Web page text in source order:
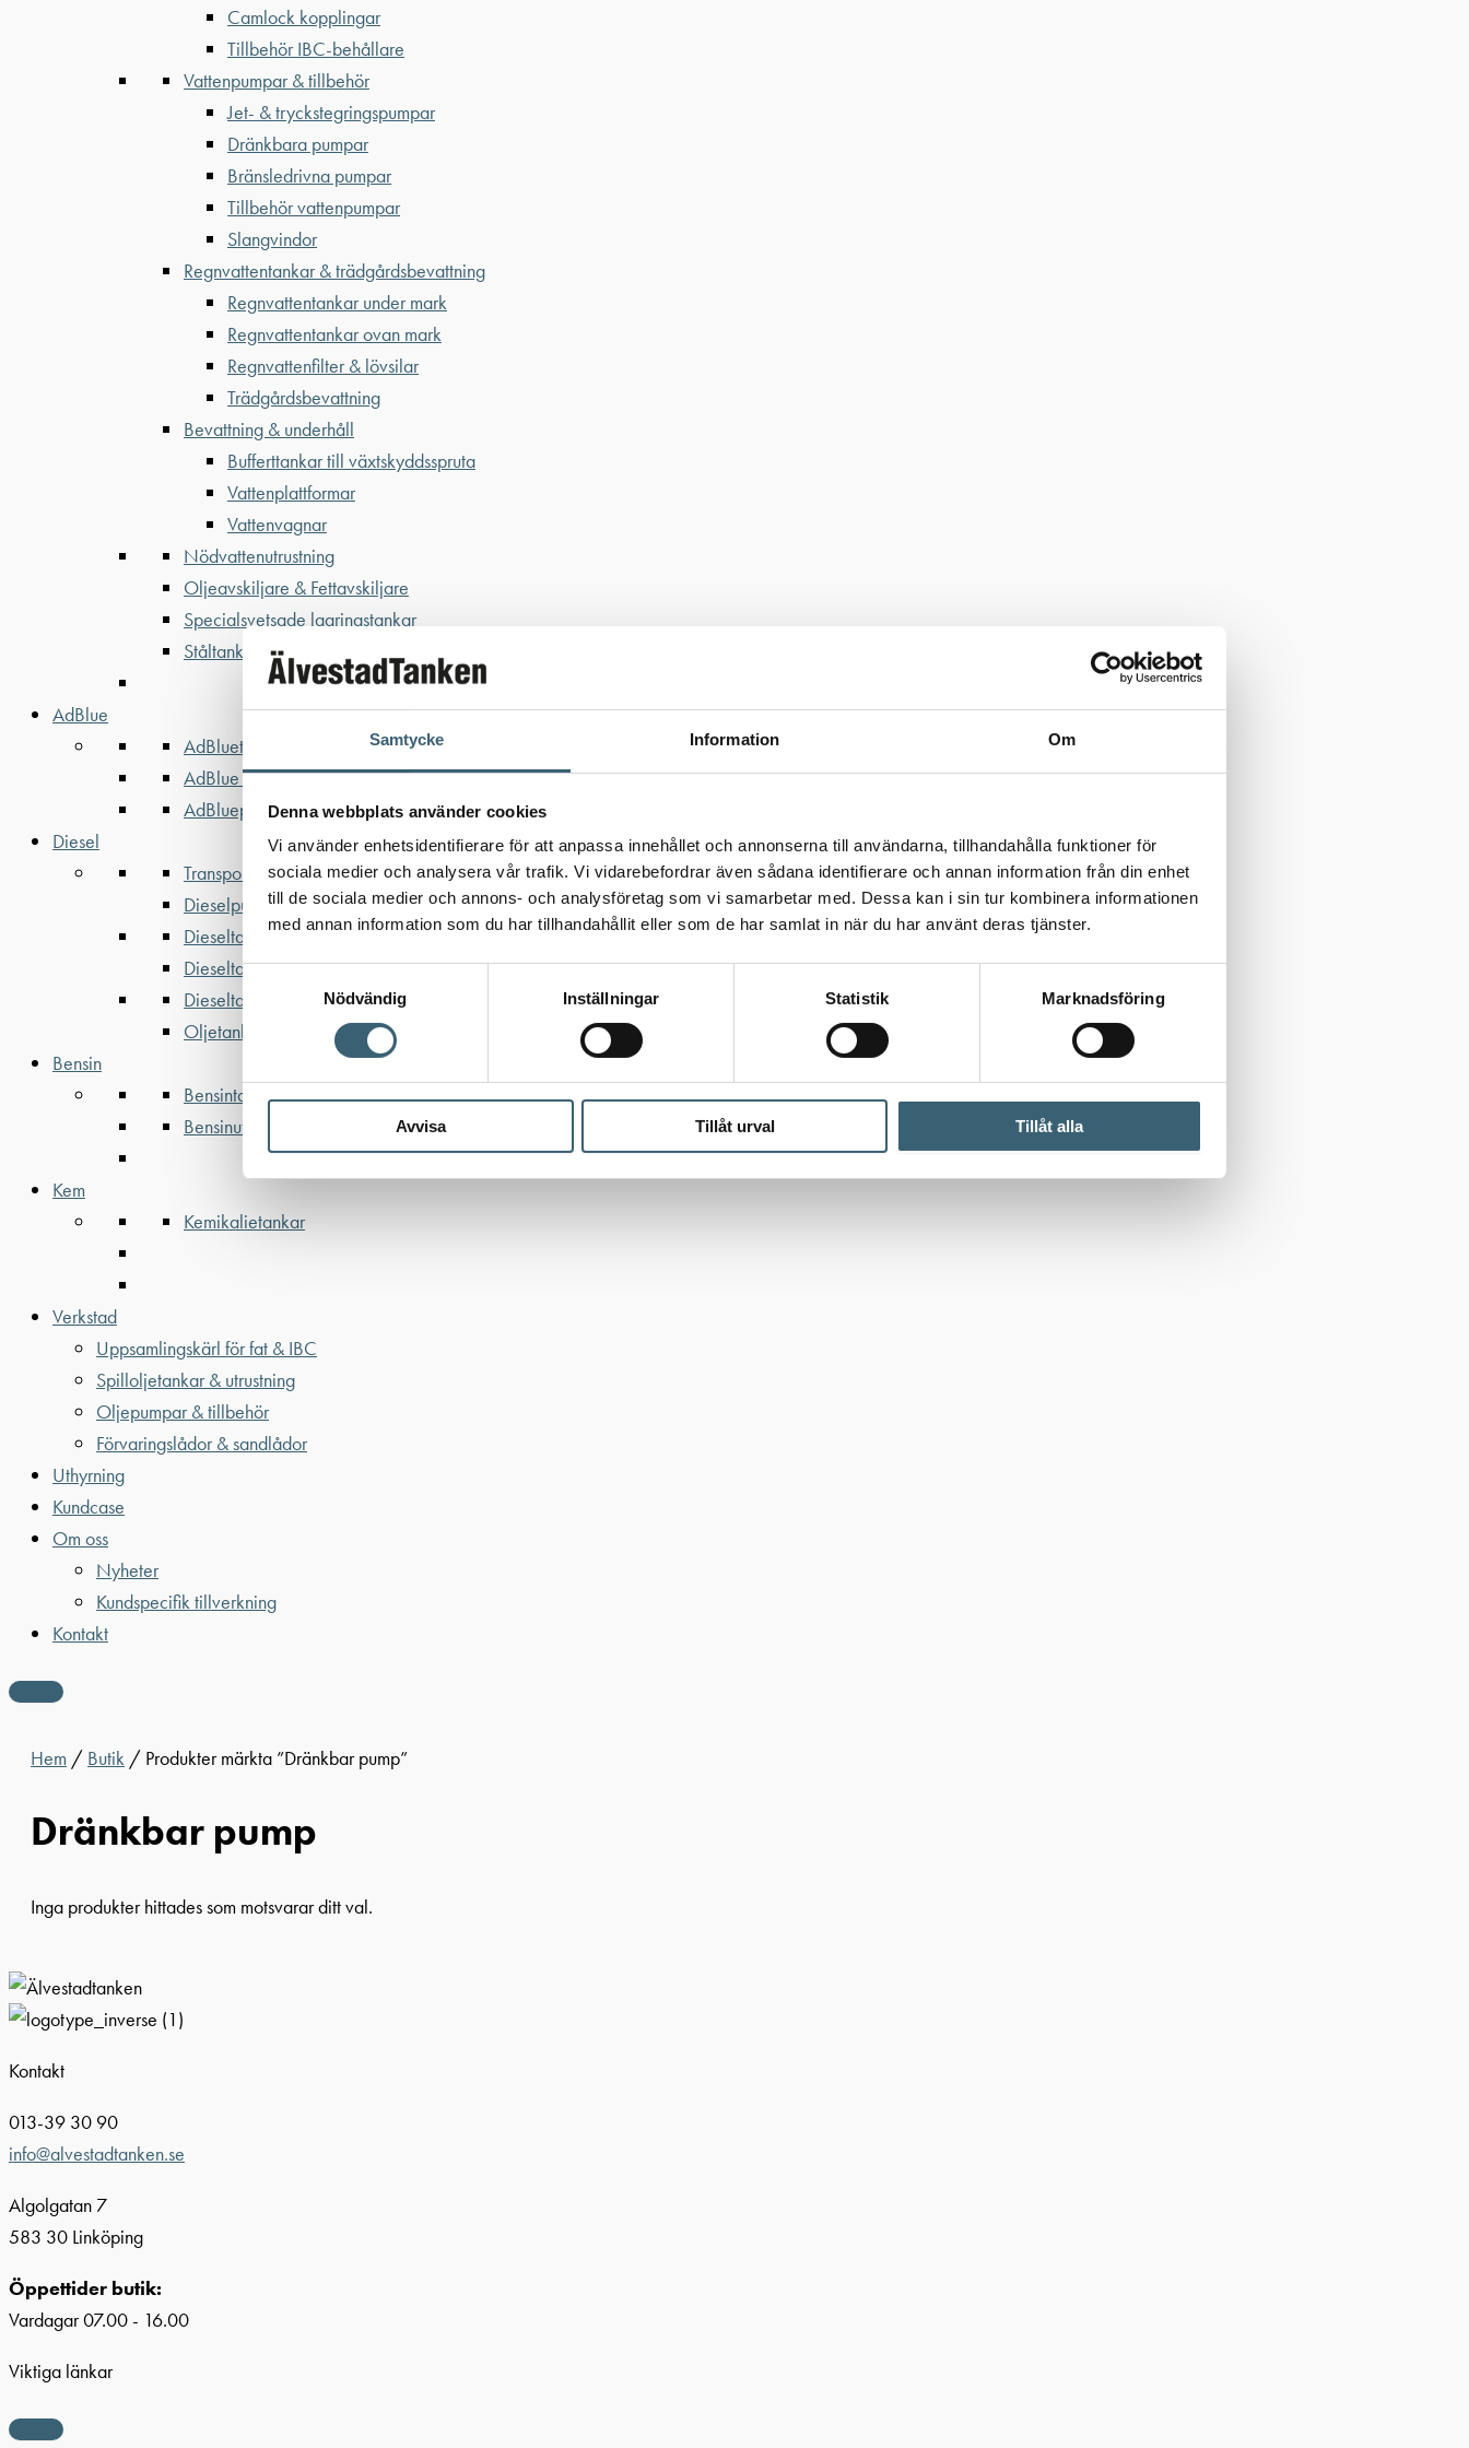
Samtycke Information Om
Denna webbplats använder cookies
Vi använder enhetsidentifierare för att anpassa innehållet och annonserna till användarna, tillhandahålla funktioner för
sociala medier och analysera vår trafik. Vi vidarebefordrar även sådana identifierare och annan information från din enhet
till de sociala medier och annons- och analysföretag som vi samarbetar med. Dessa kan i sin tur kombinera informationen
med annan information som du har tillhandahållit eller som de har samlat in när du har använt deras tjänster.
Samtyckesval
Nödvändig
Inställningar Statistik Marknadsföring
Avvisa Tillåt urval Tillåt alla
Camlock kopplingar
Tillbehör IBC-behållare
Vattenpumpar & tillbehör
Jet- & tryckstegringspumpar
Dränkbara pumpar
Bränsledrivna pumpar
Tillbehör vattenpumpar
Slangvindor
Regnvattentankar & trädgårdsbevattning
Regnvattentankar under mark
Regnvattentankar ovan mark
Regnvattenfilter & lövsilar
Trädgårdsbevattning
Bevattning & underhåll
Bufferttankar till växtskyddsspruta
Vattenplattformar
Vattenvagnar
Nödvattenutrustning
Oljeavskiljare & Fettavskiljare
Specialsvetsade lagringstankar
Ståltankar för lagring, transport & process
AdBlue
AdBluetankar
AdBlue transporttankar
AdBluepumpar & tillbehör
Diesel
Transporttankar Diesel
Dieselpumpar & tillbehör
Dieseltankar 1200-9000 liter
Dieseltank reservdelar & tillbehör
Dieseltankar ADR 500-3000 liter
Oljetankar 200-9000 liter
Bensin
Bensintankar
Bensinutrustning
Kem
Kemikalietankar
Verkstad
Uppsamlingskärl för fat & IBC
Spilloljetankar & utrustning
Oljepumpar & tillbehör
Förvaringslådor & sandlådor
Uthyrning
Kundcase
Om oss
Nyheter
Kundspecifik tillverkning
Kontakt
Hem / Butik / Produkter märkta ”Dränkbar pump”
Dränkbar pump
Inga produkter hittades som motsvarar ditt val.
Kontakt
013-39 30 90
info@alvestadtanken.se
Algolgatan 7
583 30 Linköping
Öppettider butik:
Vardagar 07.00 - 16.00
Viktiga länkar